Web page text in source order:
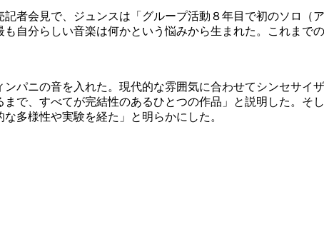
者会見で、ジュンスは「グループ活動８年目で初のソロ（
自分らしい音楽は何かという悩みから生まれた。これまで
パニの音を入れた。現代的な雰囲気に合わせてシンセサイ
で、すべてが完結性のあるひとつの作品」と説明した。そ
多様性や実験を経た」と明らかにした。